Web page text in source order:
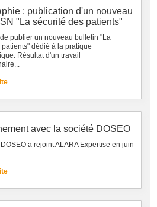
: publication d'un nouveau
"La sécurité des patients"
publier un nouveau bulletin "La
dédié à la pratique
Résultat d'un travail
avec la société DOSEO
a rejoint ALARA Expertise en juin